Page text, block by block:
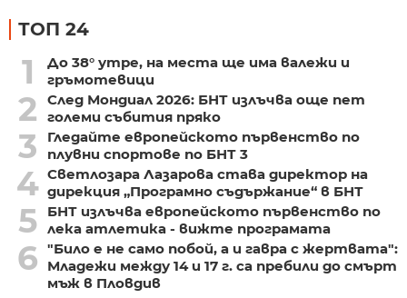
ТОП 24
1
До 38° утре, на места ще има валежи и
гръмотевици
2
След Мондиал 2026: БНТ излъчва още пет
големи събития пряко
3
Гледайте европейското първенство по
плувни спортове по БНТ 3
4 Светлозара Лазарова става директор на
дирекция „Програмно съдържание“ в БНТ
5
БНТ излъчва европейското първенство по
лека атлетика - вижте програмата
6 "Било е не само побой, а и гавра с жертвата":
Младежи между 14 и 17 г. са пребили до смърт
мъж в Пловдив